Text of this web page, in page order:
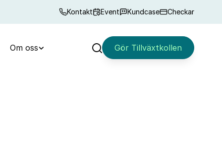
Kontakt Event Kundcase Checkar
Om oss Sök Gör Tillväxtkollen